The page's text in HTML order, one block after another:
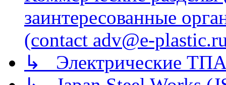
заинтересованные
(contact adv@e-
↳ Электрические